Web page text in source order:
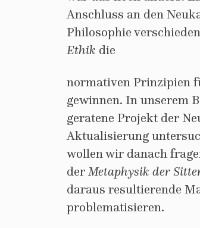
Anschluss an den
Philosophie
Ethik die
normativen Prinzipien
gewinnen. In unserem
geratene Projekt der
Aktualisierung
wollen wir danach
derMetaphysik der
daraus resultierende
problematisieren.